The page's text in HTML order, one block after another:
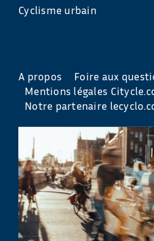
Cyclisme urbain
A propos
Foire aux
Mentions légales
Notre partenaire